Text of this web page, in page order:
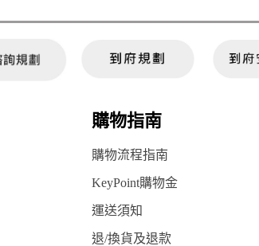
購物指南
購物流程指南
KeyPoint購物金
運送須知
退/換貨及退款